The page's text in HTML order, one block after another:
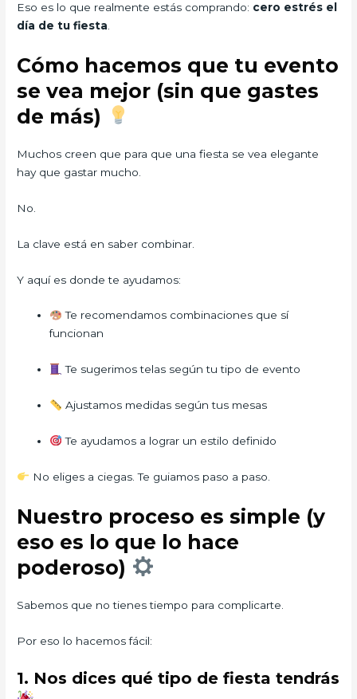
Eso es lo que realmente estás comprando: cero estrés el
día de tu fiesta
Cómo hacemos que tu evento
se vea mejor (sin que gastes
de más)
Muchos creen que para que una fiesta se vea elegante
hay que gastar mucho.
No.
La clave está en saber combinar.
Y aquí es donde te ayudamos:
Te recomendamos combinaciones que sí
funcionan
Te sugerimos telas según tu tipo de evento
Ajustamos medidas según tus mesas
Te ayudamos a lograr un estilo definido
No eliges a ciegas. Te guiamos paso a paso.
Nuestro proceso es simple (y
eso es lo que lo hace
poderoso)
Sabemos que no tienes tiempo para complicarte.
Por eso lo hacemos fácil:
1. Nos dices qué tipo de fiesta tendrás